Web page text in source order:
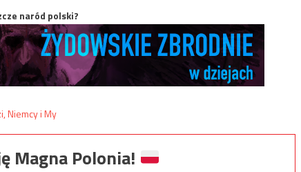
naród polski?
Magna Polonia!